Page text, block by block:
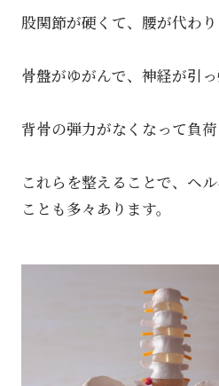
股関節が硬くて、腰が代わ
骨盤がゆがんで、神経が引
背骨の弾力がなくなって負
これらを整えることで、ヘ
ことも多々あります。